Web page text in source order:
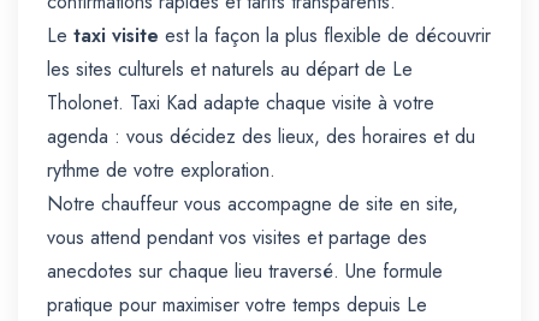
Le taxi visite est la façon la plus flexible de découvrir
les sites culturels et naturels au départ de Le
Tholonet. Taxi Kad adapte chaque visite à votre
agenda : vous décidez des lieux, des horaires et du
rythme de votre exploration.
Notre chauffeur vous accompagne de site en site,
vous attend pendant vos visites et partage des
anecdotes sur chaque lieu traversé. Une formule
pratique pour maximiser votre temps depuis Le